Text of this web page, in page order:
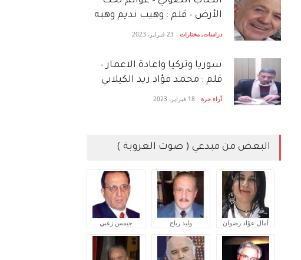
الأرض – قلم : وهيب نديم وهبه
دراسات, مختارات 23 فبراير، 2023
سوريا وتركيا واعادة الاعمار –
قلم : محمد فؤاد زيد الكيلاني
آراء حرة 18 فبراير، 2023
البعض من مبدعي ( صوت العروبة )
آمال عوّاد رضوان وليد رباح جيمس زغبي